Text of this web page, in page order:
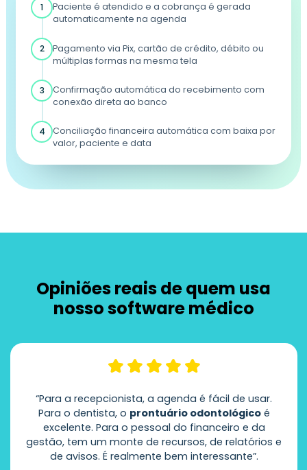
1
Paciente é atendido e a cobrança é gerada
automaticamente na agenda
2
Pagamento via Pix, cartão de crédito, débito ou
múltiplas formas na mesma tela
3
Confirmação automática do recebimento com
conexão direta ao banco
4
Conciliação financeira automática com baixa por
valor, paciente e data
Opiniões reais de quem usa
nosso software médico
“Para a recepcionista, a agenda é fácil de usar.
Para o dentista, o prontuário odontológicoé
excelente. Para o pessoal do financeiro e da
gestão, tem um monte de recursos, de relatórios e
de avisos. É realmente bem interessante”.